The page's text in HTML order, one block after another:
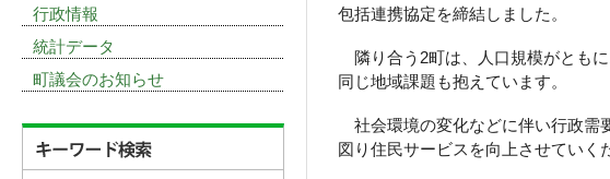
包括連携協定を締結しました。
隣り合う2町は、人口規模がとも
同じ地域課題も抱えています。
社会環境の変化などに伴い行政需
図り住民サービスを向上させていく
行政情報
統計データ
町議会のお知らせ